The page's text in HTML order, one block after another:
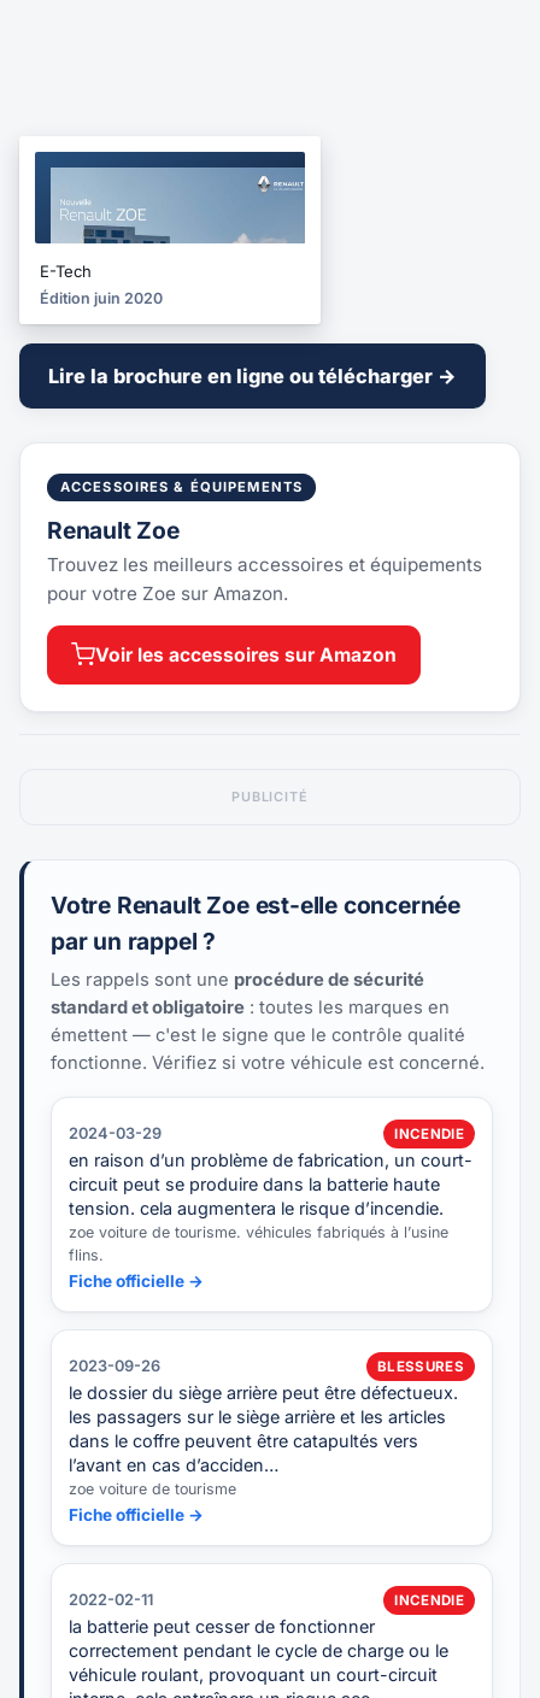
2020
E-Tech
Édition juin 2020
Lire la brochure en ligne ou télécharger →
ACCESSOIRES & ÉQUIPEMENTS
Renault Zoe
Trouvez les meilleurs accessoires et équipements
pour votre Zoe sur Amazon.
Voir les accessoires sur Amazon
PUBLICITÉ
Votre Renault Zoe est-elle concernée
par un rappel ?
Les rappels sont une procédure de sécurité
standard et obligatoire : toutes les marques en
émettent — c'est le signe que le contrôle qualité
fonctionne. Vérifiez si votre véhicule est concerné.
2024-03-29 INCENDIE
en raison d’un problème de fabrication, un court-
circuit peut se produire dans la batterie haute
tension. cela augmentera le risque d’incendie.
zoe voiture de tourisme. véhicules fabriqués à l’usine
flins.
Fiche officielle →
2023-09-26 BLESSURES
le dossier du siège arrière peut être défectueux.
les passagers sur le siège arrière et les articles
dans le coffre peuvent être catapultés vers
l’avant en cas d’acciden…
zoe voiture de tourisme
Fiche officielle →
2022-02-11 INCENDIE
la batterie peut cesser de fonctionner
correctement pendant le cycle de charge ou le
véhicule roulant, provoquant un court-circuit